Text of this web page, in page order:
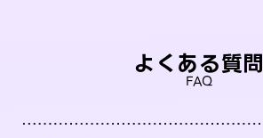
よくある質問
FAQ